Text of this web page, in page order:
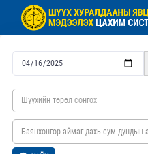
Шүүхийн төрөл сонгох
Баянхонгор аймаг дахь сум дундын